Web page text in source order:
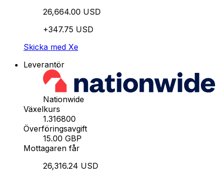
26,664.00 USD
+347.75 USD
Skicka med Xe
Leverantör
Nationwide
Växelkurs
1.316800
Överföringsavgift
15.00 GBP
Mottagaren får
26,316.24 USD